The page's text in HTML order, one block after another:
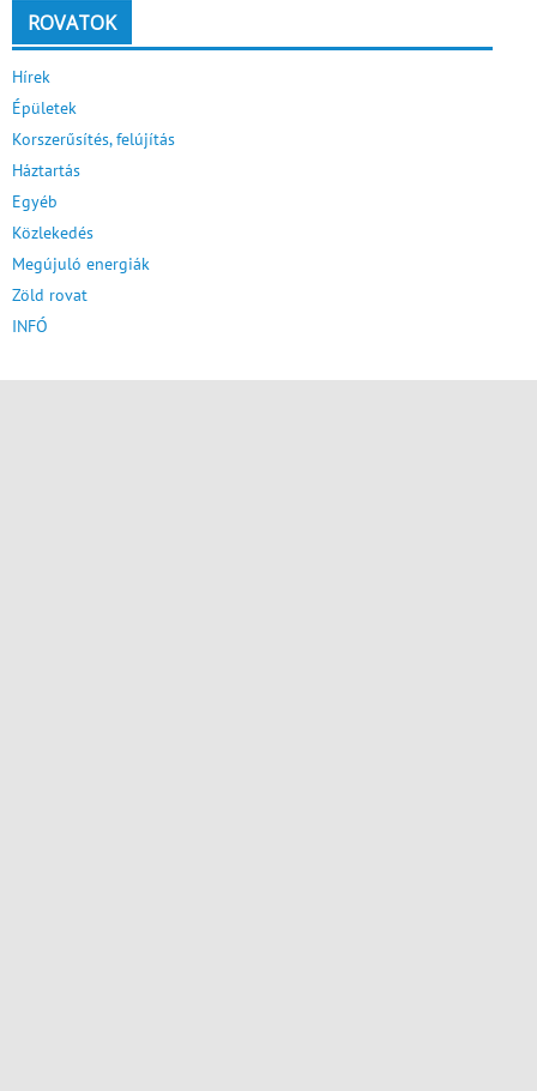
ROVATOK
Hírek
Épületek
Korszerűsítés, felújítás
Háztartás
Egyéb
Közlekedés
Megújuló energiák
Zöld rovat
INFÓ